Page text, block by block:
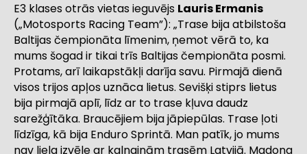
E3 klases otrās vietas ieguvējs Lauris Ermanis
(„Motosports Racing Team”): „Trase bija atbilstoša
Baltijas čempionāta līmenim, ņemot vērā to, ka
mums šogad ir tikai trīs Baltijas čempionāta posmi.
Protams, arī laikapstākļi darīja savu. Pirmajā dienā
visos trijos apļos uznāca lietus. Sevišķi stiprs lietus
bija pirmajā aplī, līdz ar to trase kļuva daudz
sarežģītāka. Braucējiem bija jāpiepūlas. Trase ļoti
līdzīga, kā bija Enduro Sprintā. Man patīk, jo mums
nav liela izvēle ar kalnainām trasēm Latvijā. Madona